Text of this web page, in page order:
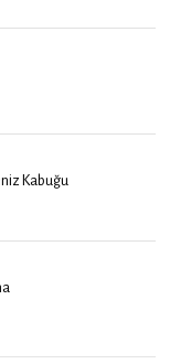
Kabuğu